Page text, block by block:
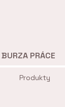
Produkty
BURZA PRÁCE